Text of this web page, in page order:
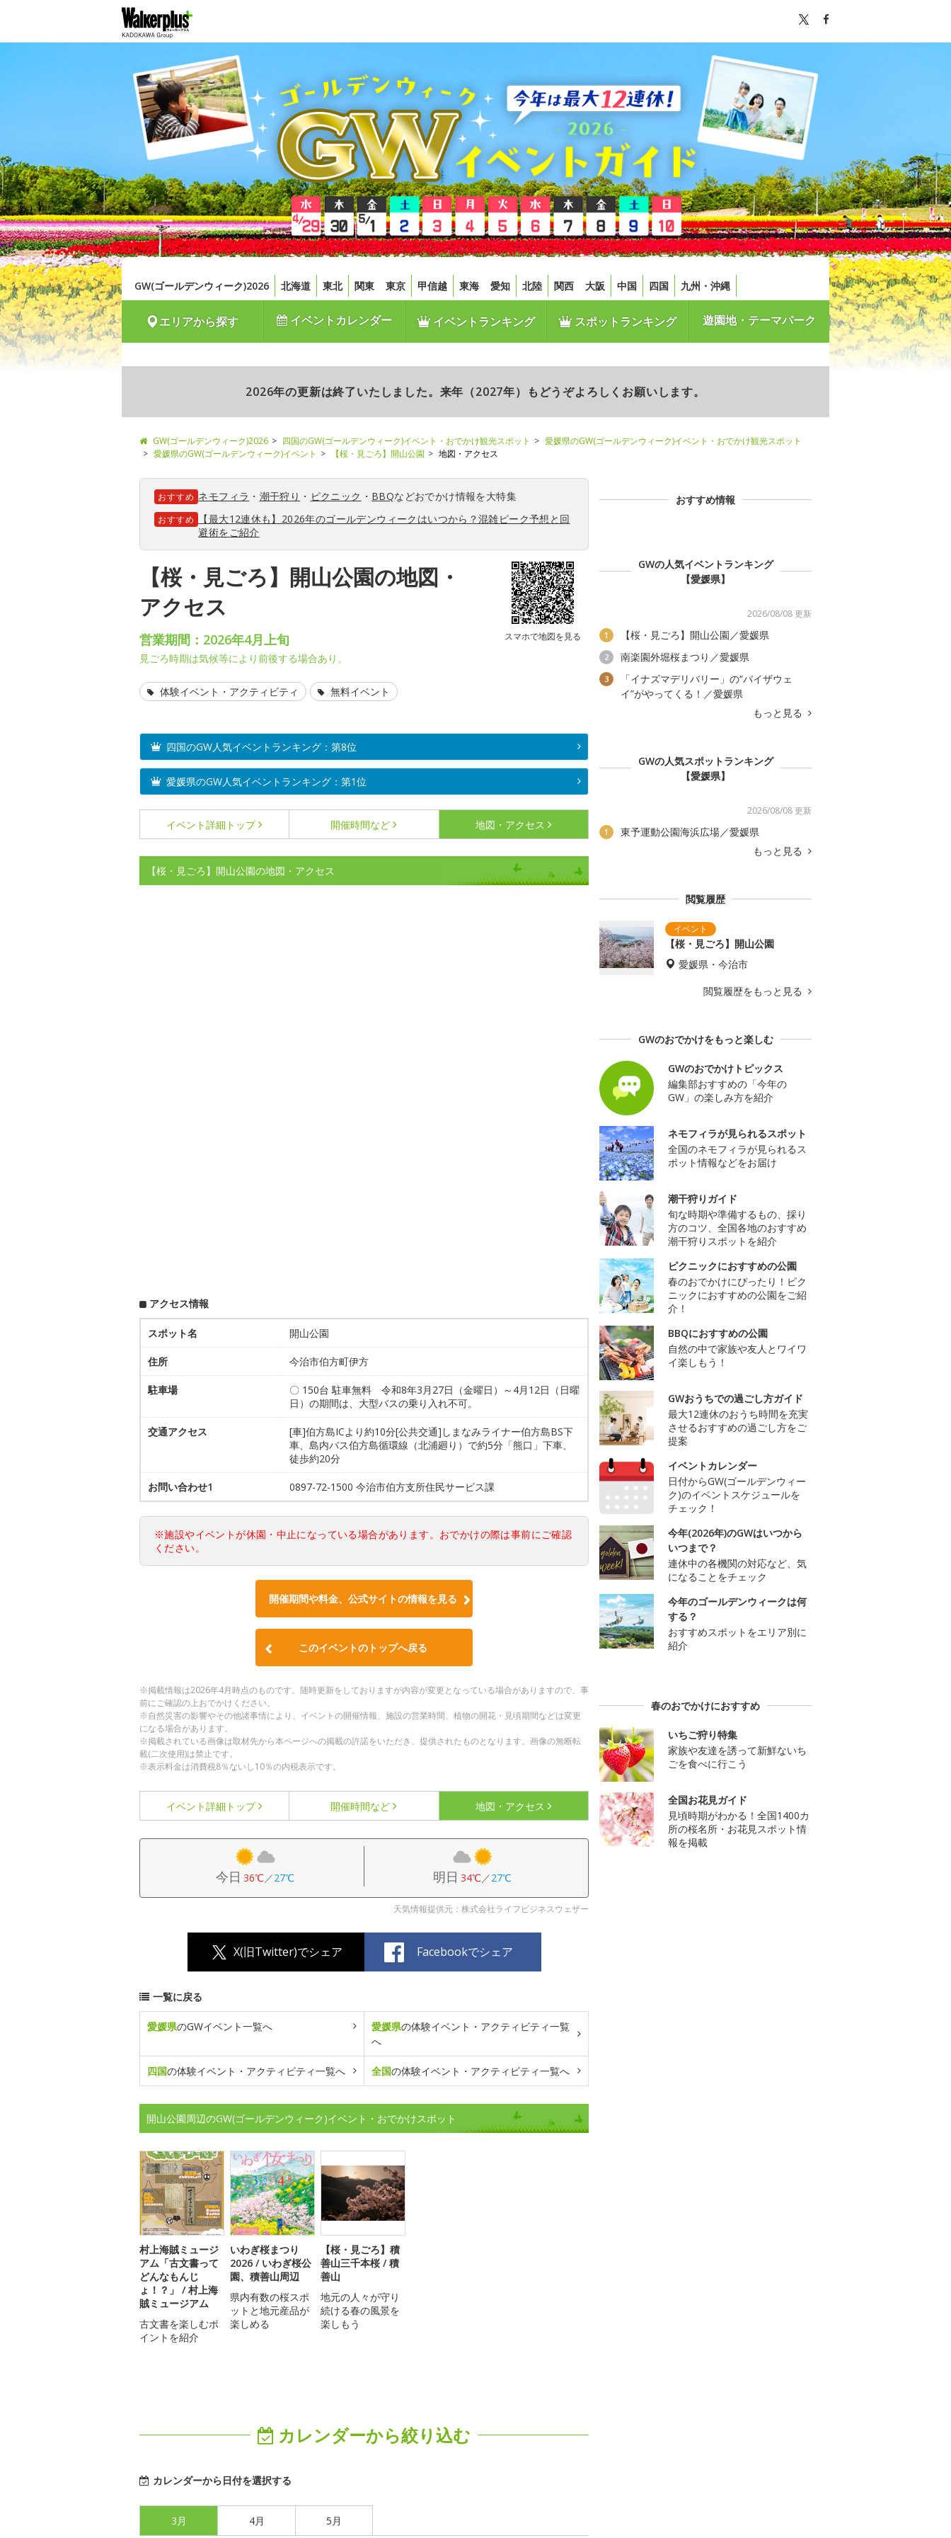
GW(ゴールデンウィーク)2026 北海道 東北 関東 東京 甲信越 東海 愛知 北陸 関西 大阪 中国 四国 九州・沖縄
エリアから探す イベントカレンダー イベントランキング スポットランキング 遊園地・テーマパーク
2026年の更新は終了いたしました。来年（2027年）もどうぞよろしくお願いします。
GW(ゴールデンウィーク)2026 四国のGW(ゴールデンウィーク)イベント・おでかけ観光スポット
愛媛県のGW(ゴールデンウィーク)イベント・おでかけ観光スポット
愛媛県のGW(ゴールデンウィーク)イベント
【桜・見ごろ】開山公園 地図・アクセス
おすすめ ネモフィラ ・ 潮干狩り ・ ピクニック ・ BBQなどおでかけ情報を大特集
おすすめ
【最大12連休も】2026年のゴールデンウィークはいつから？混雑ピーク予想と回
避術をご紹介
【桜・見ごろ】開山公園の地図・
アクセス
スマホで地図を見る
営業期間：2026年4月上旬
見ごろ時期は気候等により前後する場合あり。
体験イベント・アクティビティ 無料イベント
四国のGW人気イベントランキング：第8位
愛媛県のGW人気イベントランキング：第1位
イベント詳細 トップ 開催時間など 地図・アクセス
【桜・見ごろ】開山公園の地図・アクセス
アクセス情報
スポット名 開山公園
住所 今治市伯方町伊方
駐車場
〇 150台 駐車無料 令和8年3月27日（金曜日）～4月12日（日曜
日）の期間は、大型バスの乗り入れ不可。
交通アクセス
[車]伯方島ICより約10分[公共交通]しまなみライナー伯方島BS下
車、島内バス伯方島循環線（北浦廻り）で約5分「熊口」下車、
徒歩約20分
お問い合わせ1 0897-72-1500 今治市伯方支所住民サービス課
※施設やイベントが休園・中止になっている場合があります。おでかけの際は事前にご確認
ください。
開催期間や料金、公式サイトの情報を見る
このイベントのトップへ戻る
※掲載情報は2026年4月時点のものです。随時更新をしておりますが内容が変更となっている場合がありますので、事
前にご確認の上おでかけください。
※自然災害の影響やその他諸事情により、イベントの開催情報、施設の営業時間、植物の開花・見頃期間などは変更
になる場合があります。
※掲載されている画像は取材先から本ページへの掲載の許諾をいただき、提供されたものとなります。画像の無断転
載(二次使用)は禁止です。
※表示料金は消費税8％ないし10％の内税表示です。
イベント詳細 トップ 開催時間など 地図・アクセス
今日 36℃／27℃ 明日 34℃／27℃
天気情報提供元：株式会社ライフビジネスウェザー
X(旧Twitter)でシェア Facebookでシェア
一覧に戻る
愛媛県のGWイベント一覧へ 愛媛県の体験イベント・アクティビティ一覧
へ
四国の体験イベント・アクティビティ一覧へ 全国の体験イベント・アクティビティ一覧へ
開山公園周辺のGW(ゴールデンウィーク)イベント・おでかけスポット
村上海賊ミュージ
アム「古文書って
どんなもんじ
ょ！？」 / 村上海
賊ミュージアム
古文書を楽しむポ
イントを紹介
いわぎ桜まつり
2026 / いわぎ桜公
園、積善山周辺
県内有数の桜スポ
ットと地元産品が
楽しめる
【桜・見ごろ】積
善山三千本桜 / 積
善山
地元の人々が守り
続ける春の風景を
楽しもう
カレンダーから絞り込む
カレンダーから日付を選択する
3月 4月 5月
おすすめ情報
GWの人気イベントランキング
【愛媛県】
2026/08/08 更新
1 【桜・見ごろ】開山公園／愛媛県
2 南楽園外堀桜まつり／愛媛県
3
「イナズマデリバリー」の“バイザウェ
イ”がやってくる！／愛媛県
もっと見る
GWの人気スポットランキング
【愛媛県】
2026/08/08 更新
1
東予運動公園海浜広場／愛媛県
もっと見る
閲覧履歴
【桜・見ごろ】開山公園
愛媛県・今治市
閲覧履歴をもっと見る
GWのおでかけをもっと楽しむ
GWのおでかけトピックス
編集部おすすめの「今年の
GW」の楽しみ方を紹介
ネモフィラが見られるスポット
全国のネモフィラが見られるス
ポット情報などをお届け
潮干狩りガイド
旬な時期や準備するもの、採り
方のコツ、全国各地のおすすめ
潮干狩りスポットを紹介
ピクニックにおすすめの公園
春のおでかけにぴったり！ピク
ニックにおすすめの公園をご紹
介！
BBQにおすすめの公園
自然の中で家族や友人とワイワ
イ楽しもう！
GWおうちでの過ごし方ガイド
最大12連休のおうち時間を充実
させるおすすめの過ごし方をご
提案
イベントカレンダー
日付からGW(ゴールデンウィー
ク)のイベントスケジュールを
チェック！
今年(2026年)のGWはいつから
いつまで？
連休中の各機関の対応など、気
になることをチェック
今年のゴールデンウィークは何
する？
おすすめスポットをエリア別に
紹介
春のおでかけにおすすめ
いちご狩り特集
家族や友達を誘って新鮮ないち
ごを食べに行こう
全国お花見ガイド
見頃時期がわかる！全国1400カ
所の桜名所・お花見スポット情
報を掲載